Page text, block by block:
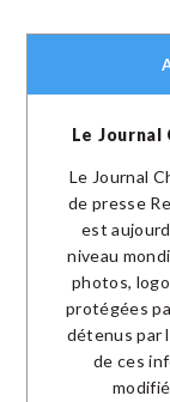
Le
Le Journal
de presse
est
niveau
photos,
protégées
détenus par
de ces